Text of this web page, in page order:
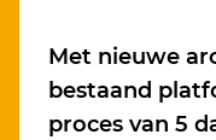
Met nieuwe
bestaand
proces van 5